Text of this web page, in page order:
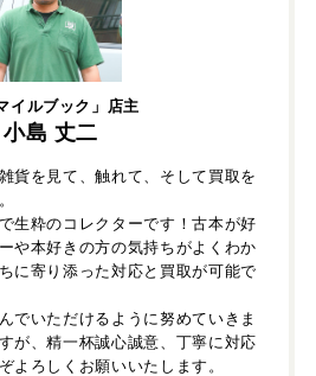
イルブック」店主
小島 丈二
貨を見て、触れて、そして買取を
生粋のコレクターです！古本が好
や本好きの方の気持ちがよくわか
に寄り添った対応と買取が可能で
でいただけるように努めていきま
が、精一杯誠心誠意、丁寧に対応
よろしくお願いいたします。